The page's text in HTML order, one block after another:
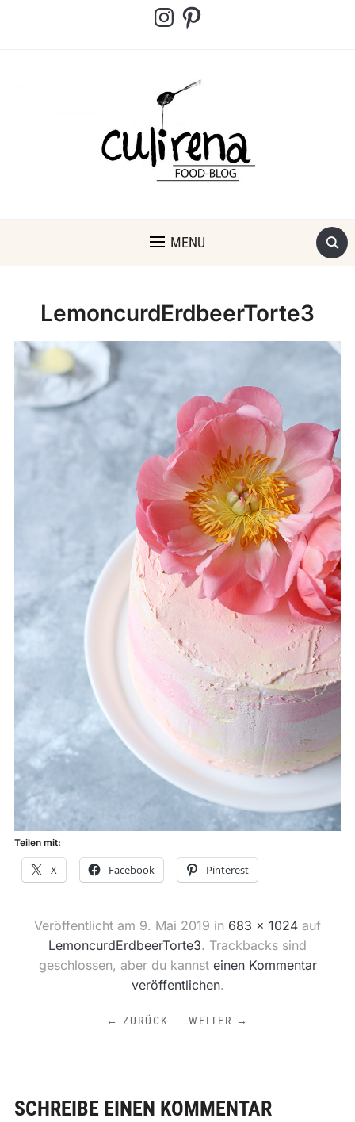
InstagramPinterest
MENU
LemoncurdErdbeerTorte3
Teilen mit:
X Facebook Pinterest
Veröffentlicht am 9. Mai 2019 in 683 × 1024 auf
LemoncurdErdbeerTorte3. Trackbacks sind
geschlossen, aber du kannst einen Kommentar
veröffentlichen.
← ZURÜCK WEITER →
SCHREIBE EINEN KOMMENTAR